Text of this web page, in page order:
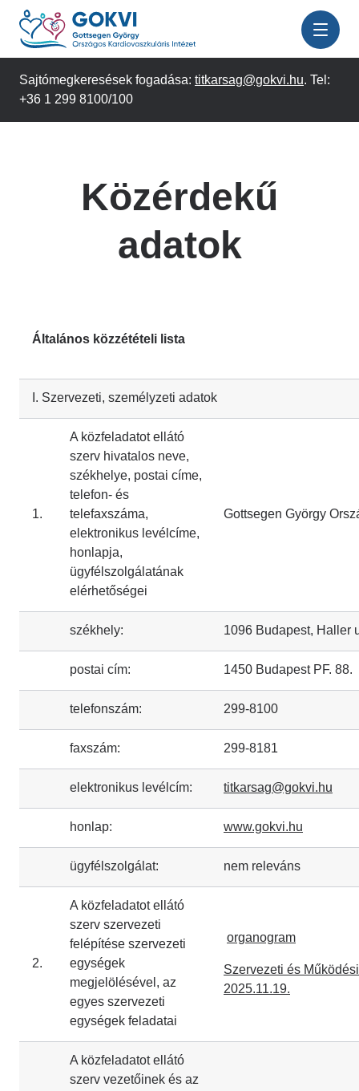
Ugrás
tartalomra
Sajtómegkeresések fogadása: titkarsag@gokvi.hu. Tel:
+36 1 299 8100/100
Közérdekű
adatok
Általános közzétételi lista
I. Szervezeti, személyzeti adatok
1.
A közfeladatot ellátó
szerv hivatalos neve,
székhelye, postai címe,
telefon- és
telefaxszáma,
elektronikus levélcíme,
honlapja,
ügyfélszolgálatának
elérhetőségei
Gottsegen György
székhely: 1096 Budapest, Haller
postai cím: 1450 Budapest PF. 88.
telefonszám: 299-8100
faxszám: 299-8181
elektronikus levélcím: titkarsag@gokvi.hu
honlap: www.gokvi.hu
ügyfélszolgálat: nem releváns
2.
A közfeladatot ellátó
szerv szervezeti
felépítése szervezeti
egységek
megjelölésével, az
egyes szervezeti
egységek feladatai
organogram
Szervezeti és
2025.11.19.
A közfeladatot ellátó
szerv vezetőinek és az